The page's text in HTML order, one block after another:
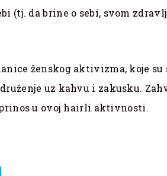
(tj. da brine o sebi, svom
ženskog aktivizma, koje
uz kahvu i zakusku.
u ovoj hairli aktivnosti.